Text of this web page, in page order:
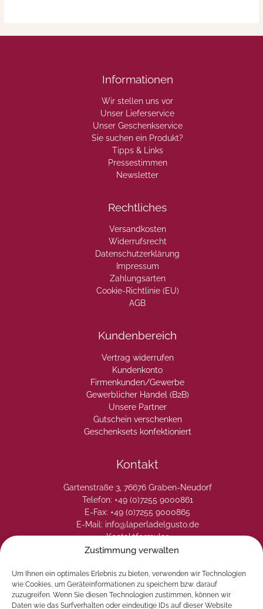
Zustimmung verwalten
Um Ihnen ein optimales Erlebnis zu bieten, verwenden wir Technologien
wie Cookies, um Geräteinformationen zu speichern bzw. darauf
zuzugreifen. Wenn Sie diesen Technologien zustimmen, können wir
Daten wie das Surfverhalten oder eindeutige IDs auf dieser Website
Informationen
Wir stellen uns vor
Unser Lieferservice
Unser Geschenkservice
Sie suchen ein Produkt?
Tipps & Links
Pressestimmen
Newsletter
Rechtliches
Versandkosten
Widerrufsrecht
Datenschutzerklärung
Impressum
Zahlungsarten
Cookie-Richtlinie (EU)
AGB
Kundenbereich
Vertrag widerrufen
Kundenkonto
Firmenkunden/Gewerbe
Gewerblicher Handel (B2B)
Unsere Partner
Gutschein verschenken
Geschenksets konfektioniert
Kontakt
Gartenstraße 3, 76676 Graben-Neudorf
Telefon: +49 (0)7255 9000861
E-Fax: +49 (0)7255 9000865
E-Mail: info@laperladelgusto.de
Kontaktformular